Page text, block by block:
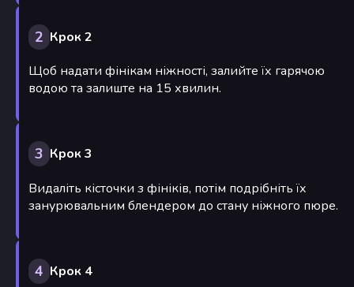
2 Крок 2
Щоб надати фінікам ніжності, залийте їх гарячою
водою та залиште на 15 хвилин.
3 Крок 3
Видаліть кісточки з фініків, потім подрібніть їх
занурювальним блендером до стану ніжного пюре.
4 Крок 4